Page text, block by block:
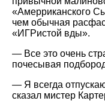
«Амерриканского
чем обычная
«ИГРистой вды».
— Все это очень
почесывая
— Я всегда
сказал мистер